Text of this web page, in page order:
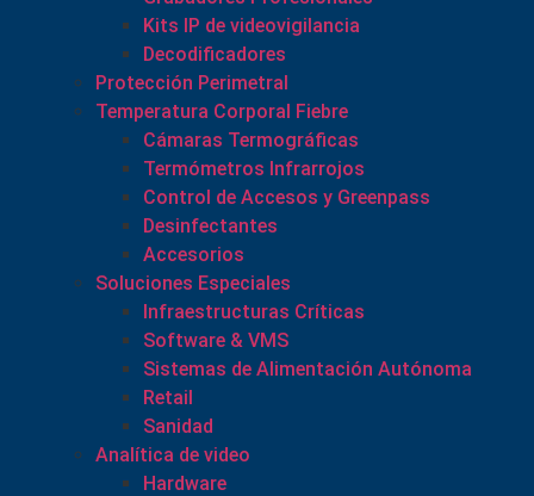
Kits IP de videovigilancia
Decodificadores
Protección Perimetral
Temperatura Corporal Fiebre
Cámaras Termográficas
Termómetros Infrarrojos
Control de Accesos y Greenpass
Desinfectantes
Accesorios
Soluciones Especiales
Infraestructuras Críticas
Software & VMS
Sistemas de Alimentación Autónoma
Retail
Sanidad
Analítica de video
Hardware